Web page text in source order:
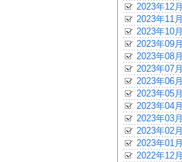
2023年12月
2023年11月
2023年10月
2023年09月
2023年08月
2023年07月
2023年06月
2023年05月
2023年04月
2023年03月
2023年02月
2023年01月
2022年12月